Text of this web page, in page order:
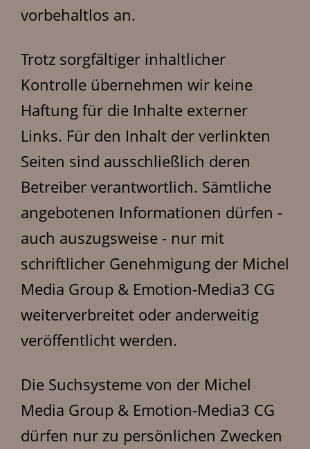
vorbehaltlos an.
Trotz sorgfältiger inhaltlicher
Kontrolle übernehmen wir keine
Haftung für die Inhalte externer
Links. Für den Inhalt der verlinkten
Seiten sind ausschließlich deren
Betreiber verantwortlich. Sämtliche
angebotenen Informationen dürfen -
auch auszugsweise - nur mit
schriftlicher Genehmigung der Michel
Media Group & Emotion-Media3 CG
weiterverbreitet oder anderweitig
veröffentlicht werden.
Die Suchsysteme von der Michel
Media Group & Emotion-Media3 CG
dürfen nur zu persönlichen Zwecken